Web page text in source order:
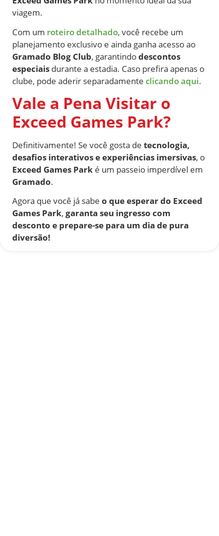
viagem.
Com um roteiro detalhado, você recebe um
planejamento exclusivo e ainda ganha acesso ao
Gramado Blog Club, garantindodescontos
especiais durante a estadia. Caso prefira apenas o
clube, pode aderir separadamente clicando aqui.
Vale a Pena Visitar o
Exceed Games Park?
Definitivamente! Se você gosta de tecnologia,
desafios interativos e experiências imersivas, o
Exceed Games Park é um passeio imperdível em
Gramado.
Agora que você já sabe o que esperar do Exceed
Games Park, garanta seu ingresso com
desconto e prepare-se para um dia de pura
diversão!